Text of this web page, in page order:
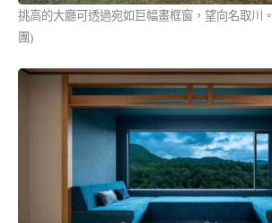
挑高的大廳可透過宛如巨幅畫框窗，望向名取川
團)